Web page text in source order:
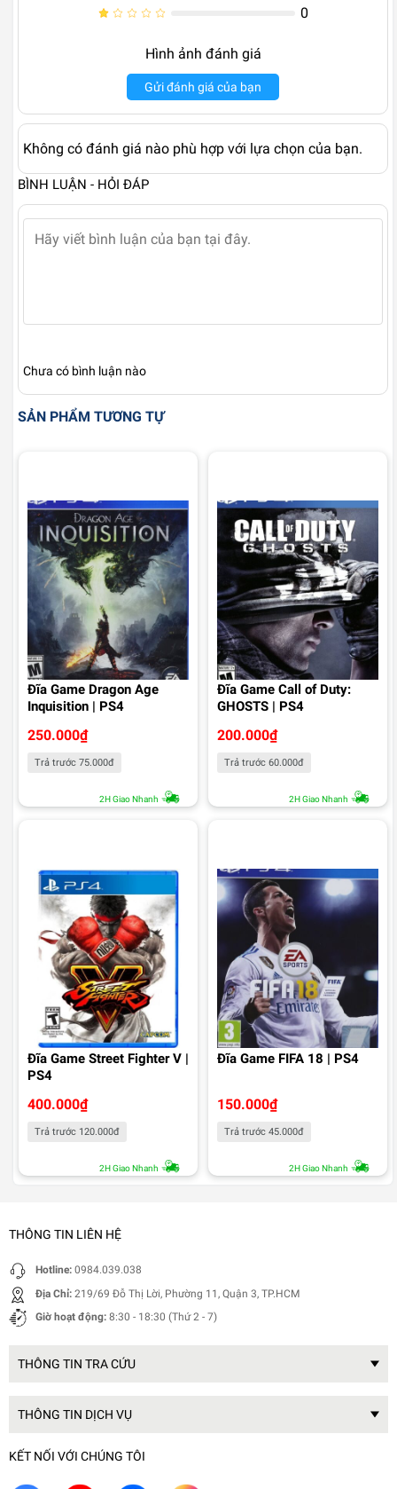
0
Hình ảnh đánh giá
Gửi đánh giá của bạn
Không có đánh giá nào phù hợp với lựa chọn của bạn.
BÌNH LUẬN - HỎI ĐÁP
Chưa có bình luận nào
SẢN PHẨM TƯƠNG TỰ
Đĩa Game Dragon Age
Inquisition | PS4
250.000₫
Trả trước 75.000đ
2H Giao Nhanh
Đĩa Game Call of Duty:
GHOSTS | PS4
200.000₫
Trả trước 60.000đ
2H Giao Nhanh
Đĩa Game Street Fighter V |
PS4
400.000₫
Trả trước 120.000đ
2H Giao Nhanh
Đĩa Game FIFA 18 | PS4
150.000₫
Trả trước 45.000đ
2H Giao Nhanh
THÔNG TIN LIÊN HỆ
Hotline: 0984.039.038
Địa Chỉ: 219/69 Đỗ Thị Lời, Phường 11, Quận 3, TP.HCM
Giờ hoạt động: 8:30 - 18:30 (Thứ 2 - 7)
THÔNG TIN TRA CỨU
THÔNG TIN DỊCH VỤ
KẾT NỐI VỚI CHÚNG TÔI